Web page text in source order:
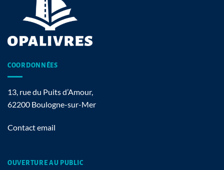
COORDONNÉES
13, rue du Puits d’Amour,
62200 Boulogne-sur-Mer
Contact email
OUVERTURE AU PUBLIC